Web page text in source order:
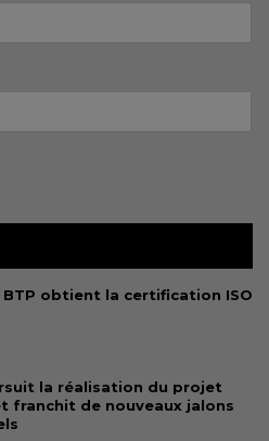
BTP obtient la certification ISO
la réalisation du projet
franchit de nouveaux jalons